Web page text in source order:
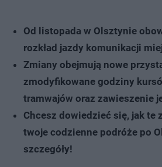
Od listopada w Olsztynie
rozkład jazdy komunikacji
Zmiany obejmują nowe
zmodyfikowane godziny
tramwajów oraz zawieszenie
Chcesz dowiedzieć się, jak te
twoje codzienne podróże po
szczegóły!